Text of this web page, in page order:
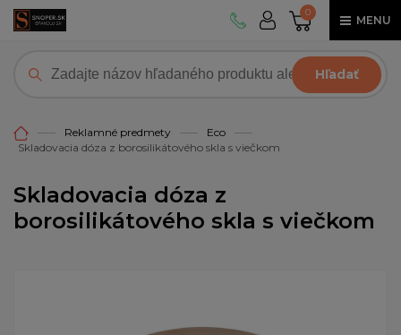
0
MENU
Hľadať
Reklamné predmety
Eco
Skladovacia dóza z borosilikátového skla s viečkom
Skladovacia dóza z
borosilikátového skla s viečkom